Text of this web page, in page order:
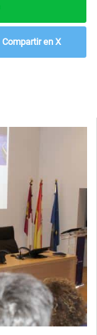
Compartir en X